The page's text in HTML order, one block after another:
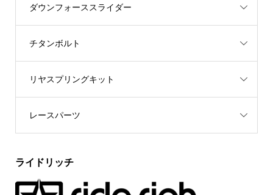
ダウンフォーススライダー
チタンボルト
リヤスプリングキット
レースパーツ
ライドリッチ